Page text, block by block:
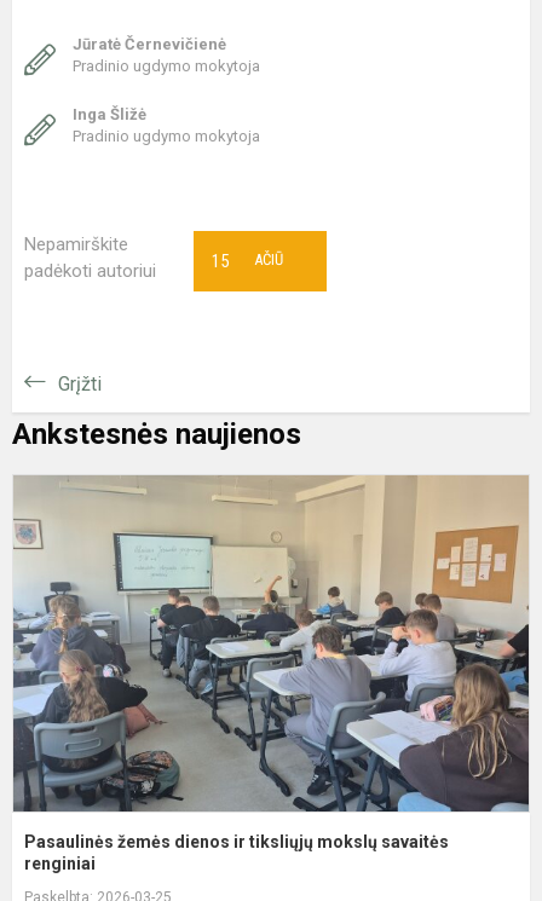
Jūratė Černevičienė
Pradinio ugdymo mokytoja
Inga Šližė
Pradinio ugdymo mokytoja
Nepamirškite
padėkoti autoriui
AČIŪ
15
Grįžti
Ankstesnės naujienos
Pasaulinės žemės dienos ir tiksliųjų mokslų savaitės
renginiai
Paskelbta: 2026-03-25